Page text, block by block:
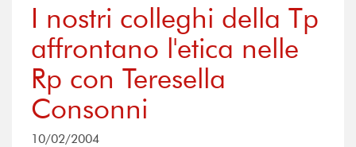
I nostri colleghi della Tp
affrontano l'etica nelle
Rp con Teresella
Consonni
10/02/2004